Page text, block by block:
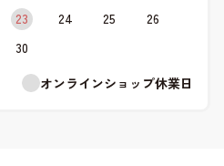
23 24 25
26
30
オンラインショップ休業日